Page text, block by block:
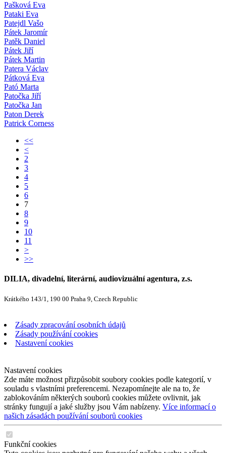
Pašková Eva
Pataki Eva
Patejdl Vašo
Pátek Jaromír
Patěk Daniel
Pátek Jiří
Pátek Martin
Patera Václav
Pátková Eva
Pató Marta
Patočka Jiří
Patočka Jan
Paton Derek
Patrick Corness
<<
<
2
3
4
5
6
7
8
9
10
11
>
>>
DILIA, divadelní, literární, audiovizuální agentura, z.s.
Krátkého 143/1, 190 00 Praha 9, Czech Republic
Zásady zpracování osobních údajů
Zásady používání cookies
Nastavení cookies
Nastavení cookies
Zde máte možnost přizpůsobit soubory cookies podle kategorií, v
souladu s vlastními preferencemi. Nezapomínejte ale na to, že
zablokováním některých souborů cookies můžete ovlivnit, jak
stránky fungují a jaké služby jsou Vám nabízeny. Více informací o
našich zásadách používání souborů cookies
Funkční cookies